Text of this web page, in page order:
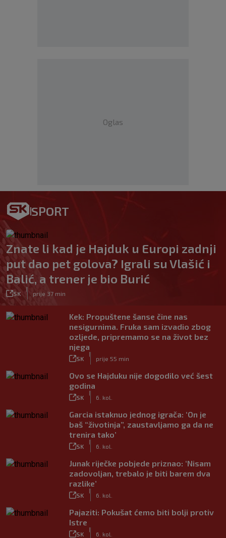
Oglas
SPORT
Znate li kad je Hajduk u Europi zadnji
put dao pet golova? Igrali su Vlašić i
Balić, a trener je bio Burić
SK prije 37 min
Kek: Propuštene šanse čine nas
nesigurnima. Fruka sam izvadio zbog
ozljede, pripremamo se na život bez
njega
SK prije 55 min
Ovo se Hajduku nije dogodilo već šest
godina
SK 6. kol.
Garcia istaknuo jednog igrača: ‘On je
baš “životinja”, zaustavljamo ga da ne
trenira tako’
SK 6. kol.
Junak riječke pobjede priznao: ‘Nisam
zadovoljan, trebalo je biti barem dva
razlike’
SK 6. kol.
Pajaziti: Pokušat ćemo biti bolji protiv
Istre
SK 6. kol.